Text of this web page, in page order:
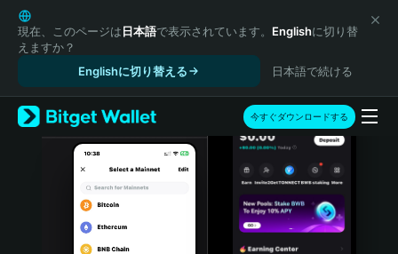
English
日本語
Tiếng Việt
Español (Latinoamérica)
Türkçe
Italiano
Português (Portugal)
現在、このページは日本語で表示されています。 Englishに切り替
えますか？
Englishに切り替える
日本語で続ける
今すぐダウンロードする